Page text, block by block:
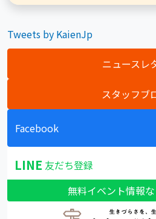
Tweets by KaienJp
ニュースレ
スタッフブ
Facebook
LINE 友だち登録
無料イベント情報な